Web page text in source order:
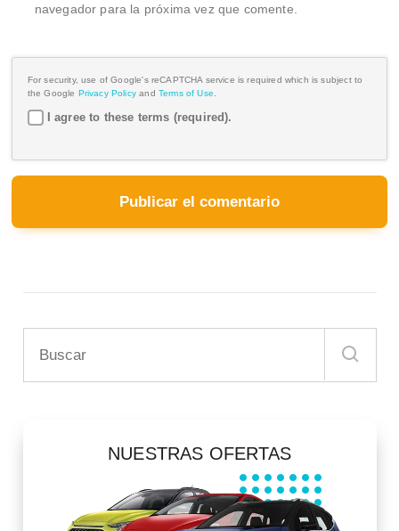
navegador para la próxima vez que comente.
For security, use of Google's reCAPTCHA service is required which is subject to
the Google Privacy Policy and Terms of Use.
I agree to these terms (required).
NUESTRAS OFERTAS